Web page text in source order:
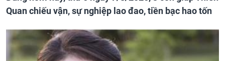
Quan chiếu vận, sự nghiệp lao đao, tiền bạc hao tốn